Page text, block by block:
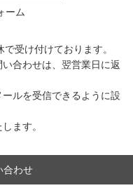
ーム
受け付けております。
合わせは、翌営業日に返
ルを受信できるように設
ます。
合わせ